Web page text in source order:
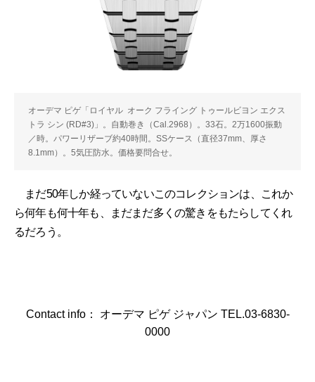
オーデマ ピゲ「ロイヤル オーク フライング トゥールビヨン エクス
トラ シン (RD#3)」。自動巻き（Cal.2968）。33石。2万1600振動
／時。パワーリザーブ約40時間。SSケース（直径37mm、厚さ
8.1mm）。5気圧防水。価格要問合せ。
まだ50年しか経っていないこのコレクションは、これか
ら何年も何十年も、まだまだ多くの驚きをもたらしてくれ
るだろう。
Contact info： オーデマ ピゲ ジャパン TEL.03-6830-
0000